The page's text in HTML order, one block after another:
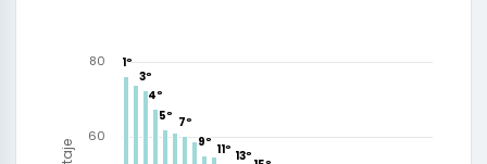
1º
1º
2º3º
3º
4º
4º
5º
5º6º7º
7º
9º
9º10º11º
11º12º
13º
13º
60
80